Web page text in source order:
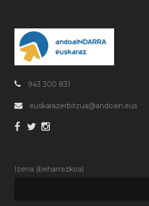
943 300 831
euskarazerbitzua@andoain.eus
Izena (beharrezkoa)